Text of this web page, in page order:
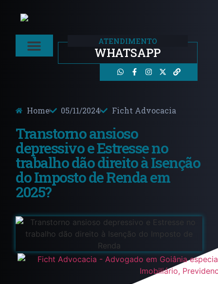
ATENDIMENTO
WHATSAPP
Home 05/11/2024 Ficht Advocacia
Transtorno ansioso
depressivo e Estresse no
trabalho dão direito à Isenção
do Imposto de Renda em
2025?